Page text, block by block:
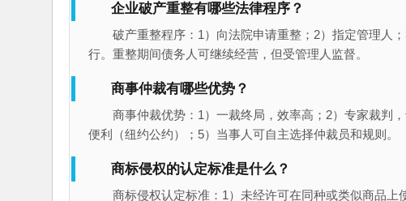
企业破产重整有哪些法律程序？
破产重整程序：1）向法院申请重整；2）指定管理人
行。重整期间债务人可继续经营，但受管理人监督。
商事仲裁有哪些优势？
商事仲裁优势：1）一裁终局，效率高；2）专家裁判
便利（纽约公约）；5）当事人可自主选择仲裁员和规则。
商标侵权的认定标准是什么？
商标侵权认定标准：1）未经许可在同种或类似商品